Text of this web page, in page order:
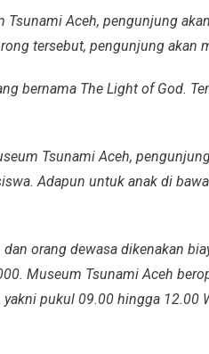
Tsunami Aceh, pengunjung
tersebut, pengunjung akan
bernama The Light of God.
Tsunami Aceh,
Adapun untuk anak di
orang dewasa dikenakan
Museum Tsunami Aceh
pukul 09.00 hingga 12.00